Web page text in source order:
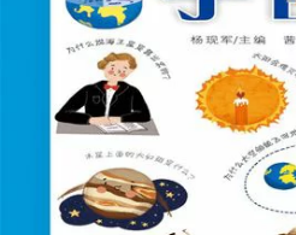
女裝 男裝